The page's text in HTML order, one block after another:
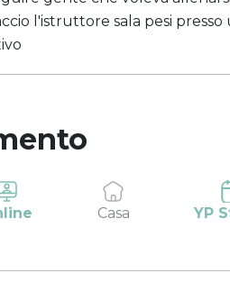
l'istruttore sala pesi presso
Casa YP